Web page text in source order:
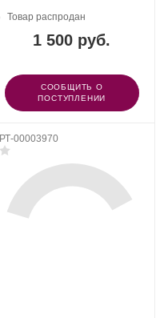
1 500 руб.
Товар распродан
СООБЩИТЬ О
ПОСТУПЛЕНИИ
РТ-00003970